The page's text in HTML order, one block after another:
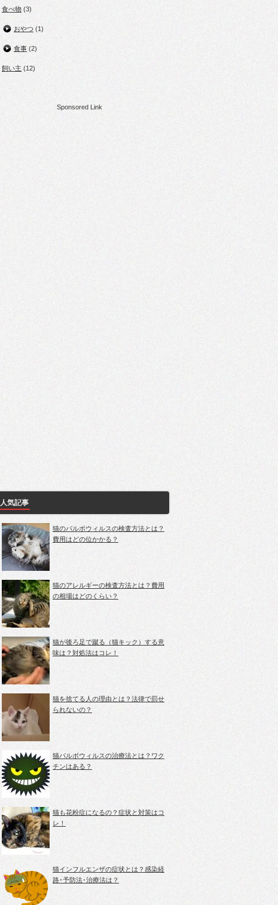
食べ物 (3)
おやつ (1)
食事 (2)
飼い主 (12)
Sponsored Link
人気記事
猫のパルボウィルスの検査方法とは？
費用はどの位かかる？
猫のアレルギーの検査方法とは？費用
の相場はどのくらい？
猫が後ろ足で蹴る（猫キック）する意
味は？対処法はコレ！
猫を捨てる人の理由とは？法律で罰せ
られないの？
猫パルボウィルスの治療法とは？ワク
チンはある？
猫も花粉症になるの？症状と対策はコ
レ！
猫インフルエンザの症状とは？感染経
路･予防法･治療法は？